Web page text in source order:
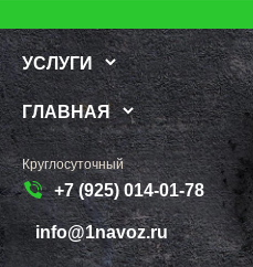
ПЕНИНО
ПЕРВОМАЙСКОЕ
ПЕРЕСВЕТ
ПЕСКИ
ПИРОГОВСКИЙ
ПОВАРОВО
ПОДОЛЬСК
ПОЛУШКИНО
ПОСЕЛОК ВОСКРЕСЕНСКОЕ
ПОСЕЛОК БИОКОМБИНАТА
ПОСЕЛОК БОЛЬШЕВИК
ПОСЕЛОК ВОЛОДАРСКОГО
ПОСЕЛОК ВОРОВСКОГО
ПОСЕЛОК ИМ. ЦЮРУПЫ
УСЛУГИ
ГЛАВНАЯ
Круглосуточный
+7 (925) 014-01-78
info@1navoz.ru